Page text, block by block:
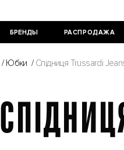
БРЕНДЫ РАСПРОДАЖА
/ Юбки / Спідниця Trussardi